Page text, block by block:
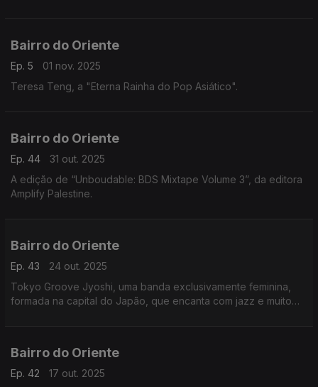
Bairro do Oriente
Ep. 5
01 nov. 2025
Teresa Teng, a "Eterna Rainha do Pop Asiático".
Bairro do Oriente
Ep. 44
31 out. 2025
A edição de “Unboudable: BDS Mixtape Volume 3”, da editora
Amplify Palestine.
Bairro do Oriente
Ep. 43
24 out. 2025
Tokyo Groove Jyoshi, uma banda exclusivamente feminina,
formada na capital do Japão, que encanta com jazz e muito
Bairro do Oriente
Ep. 42
17 out. 2025